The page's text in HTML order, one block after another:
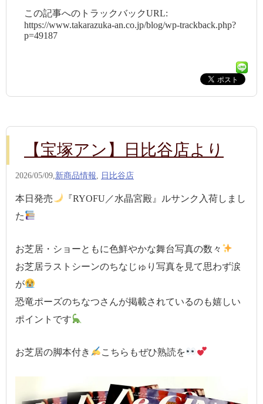
この記事へのトラックバックURL:
https://www.takarazuka-an.co.jp/blog/wp-trackback.php?
p=49187
【宝塚アン】日比谷店より
2026/05/09, 新商品情報 日比谷店
本日発売
『RYOFU／水晶宮殿』ルサンク入荷しまし
た
お芝居・ショーともに色鮮やかな舞台写真の数々
お芝居ラストシーンのちなじゅり写真を見て思わず涙
が
恐竜ポーズのちなつさんが掲載されているのも嬉しい
ポイントです
お芝居の脚本付き こちらもぜひ熟読を